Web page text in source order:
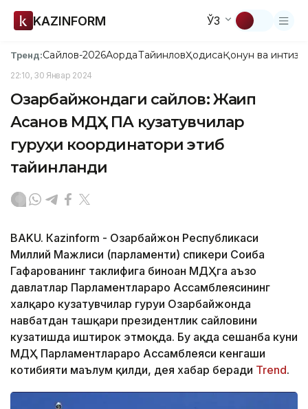
KAZINFORM ЎЗ
Тренд:Сайлов-2026АқордаТайинловҲодисаҚонун ва
22:10, 30 Январ 2024
Озарбайжондаги сайлов: Жақип
Асанов МДҲ ПА кузатувчилар
гуруҳи координатори этиб
тайинланди
BAKU. Кazinform - Озарбайжон Республикаси
Миллий Мажлиси (парламенти) спикери Соҳиба
Гафарованинг таклифига биноан МДҲга аъзо
давлатлар Парламентлараро Ассамблеясининг
халқаро кузатувчилар гуруҳи Озарбайжонда
навбатдан ташқари президентлик сайловини
кузатишда иштирок этмоқда. Бу ҳақда сешанба куни
МДҲ Парламентлараро Ассамблеяси кенгаши
котибияти маълум қилди, дея хабар беради Trend.